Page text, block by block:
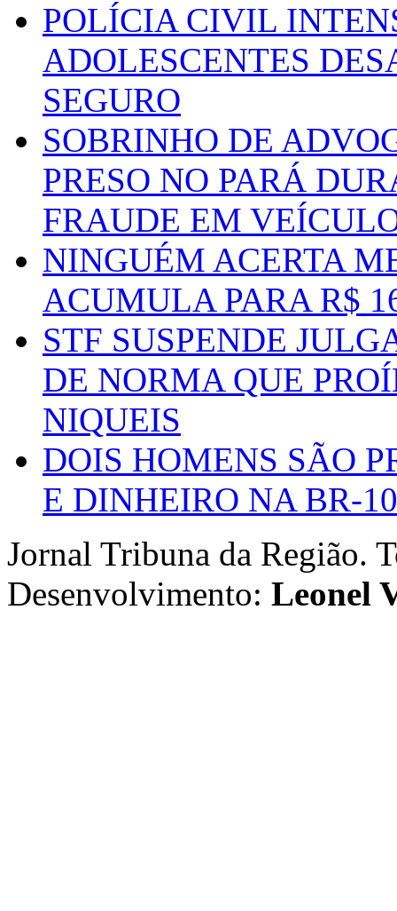
POLÍCIA CIVIL
ADOLESCENTES
SEGURO
SOBRINHO DE
PRESO NO PARÁ
FRAUDE EM
NINGUÉM ACERTA
ACUMULA PARA R$
STF SUSPENDE
DE NORMA QUE
NIQUEIS
DOIS HOMENS SÃO
E DINHEIRO NA BR-
Jornal Tribuna da Região.
Desenvolvimento: Leonel